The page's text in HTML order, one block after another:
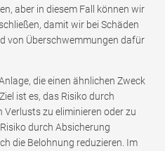
aber in diesem Fall können wir
damit wir bei Schäden
von Überschwemmungen dafür
die einen ähnlichen Zweck
ist es, das Risiko durch
Verlusts zu eliminieren oder zu
durch Absicherung
die Belohnung reduzieren. Im